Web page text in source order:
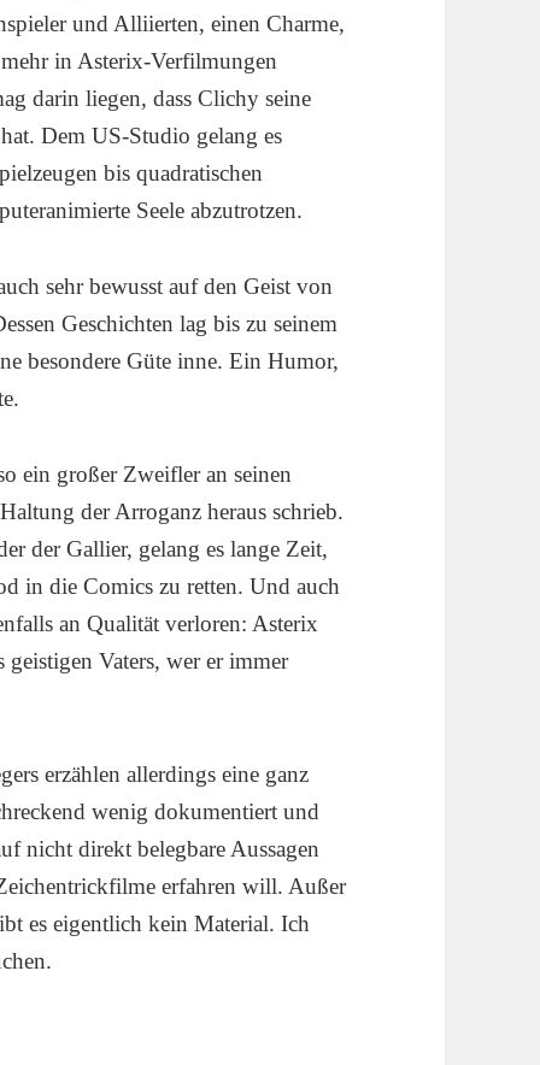
und Alliierten, einen Charme,
in Asterix-Verfilmungen
darin liegen, dass Clichy seine
Dem US-Studio gelang es
bis quadratischen
Seele abzutrotzen.
sehr bewusst auf den Geist von
Geschichten lag bis zu seinem
besondere Güte inne. Ein Humor,
ein großer Zweifler an seinen
der Arroganz heraus schrieb.
der Gallier, gelang es lange Zeit,
in die Comics zu retten. Und auch
an Qualität verloren: Asterix
geistigen Vaters, wer er immer
erzählen allerdings eine ganz
wenig dokumentiert und
nicht direkt belegbare Aussagen
erfahren will. Außer
es eigentlich kein Material. Ich